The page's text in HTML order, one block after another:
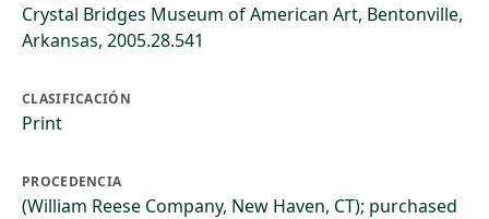
Crystal Bridges Museum of American Art, Bentonville,
Arkansas, 2005.28.541
CLASIFICACIÓN
Print
PROCEDENCIA
(William Reese Company, New Haven, CT); purchased